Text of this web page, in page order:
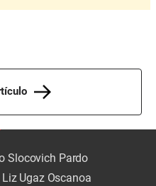
Slocovich Pardo
Ugaz Oscanoa